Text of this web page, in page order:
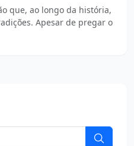
que, ao longo da história,
Apesar de pregar o